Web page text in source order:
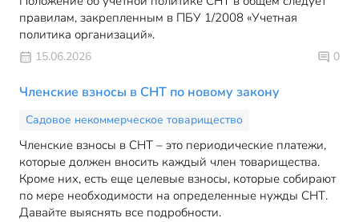
правилам, закрепленным в ПБУ 1/2008 «Учетная
политика организаций».
15.06.2026 0
Членские взносы в СНТ по новому закону
Садовое некоммерческое товарищество
Членские взносы в СНТ – это периодические платежи,
которые должен вносить каждый член товарищества.
Кроме них, есть еще целевые взносы, которые собирают
по мере необходимости на определенные нужды СНТ.
Давайте выяснять все подробности.